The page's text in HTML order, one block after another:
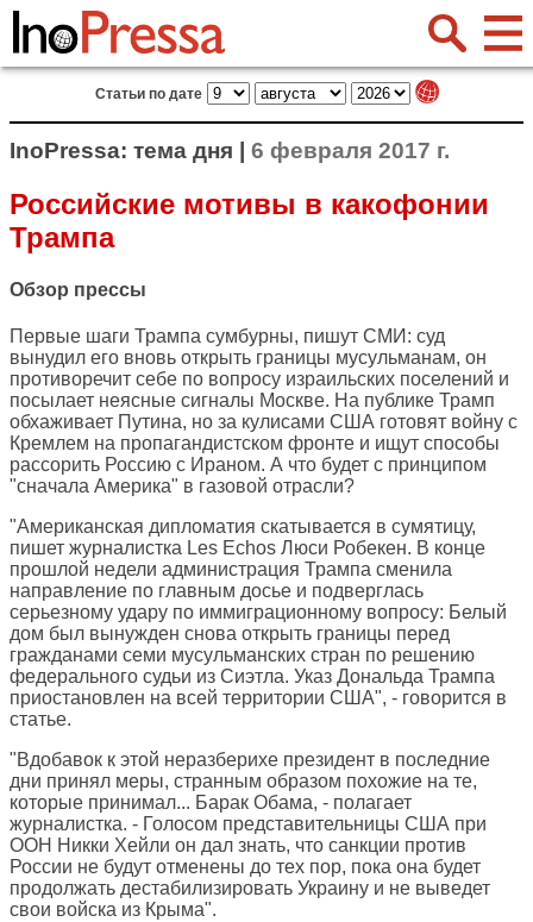
Статьи по дате
InoPressa: тема дня | 6 февраля 2017 г.
Российские мотивы в какофонии
Трампа
Обзор прессы
Первые шаги Трампа сумбурны, пишут СМИ: суд
вынудил его вновь открыть границы мусульманам, он
противоречит себе по вопросу израильских поселений и
посылает неясные сигналы Москве. На публике Трамп
обхаживает Путина, но за кулисами США готовят войну с
Кремлем на пропагандистском фронте и ищут способы
рассорить Россию с Ираном. А что будет с принципом
"сначала Америка" в газовой отрасли?
"Американская дипломатия скатывается в сумятицу,
пишет журналистка Les Echos Люси Робекен. В конце
прошлой недели администрация Трампа сменила
направление по главным досье и подверглась
серьезному удару по иммиграционному вопросу: Белый
дом был вынужден снова открыть границы перед
гражданами семи мусульманских стран по решению
федерального судьи из Сиэтла. Указ Дональда Трампа
приостановлен на всей территории США", - говорится в
статье.
"Вдобавок к этой неразберихе президент в последние
дни принял меры, странным образом похожие на те,
которые принимал... Барак Обама, - полагает
журналистка. - Голосом представительницы США при
ООН Никки Хейли он дал знать, что санкции против
России не будут отменены до тех пор, пока она будет
продолжать дестабилизировать Украину и не выведет
свои войска из Крыма".